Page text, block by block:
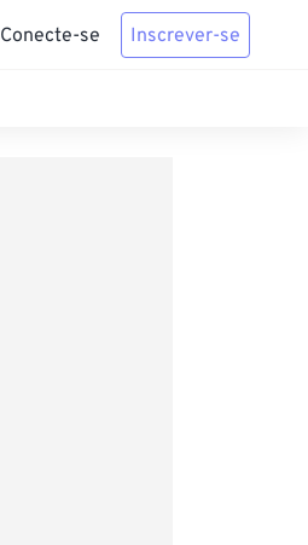
Conecte-se Inscrever-se